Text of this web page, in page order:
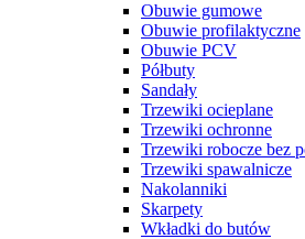
Obuwie gumowe
Obuwie profilaktyczne
Obuwie PCV
Półbuty
Sandały
Trzewiki ocieplane
Trzewiki ochronne
Trzewiki robocze bez
Trzewiki spawalnicze
Nakolanniki
Skarpety
Wkładki do butów